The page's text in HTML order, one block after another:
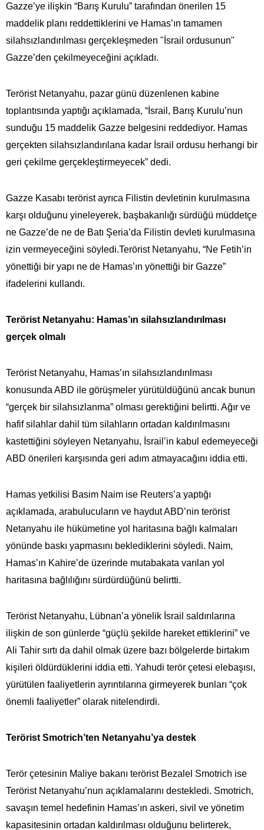
Gazze’ye ilişkin “Barış Kurulu” tarafından önerilen 15
maddelik planı reddettiklerini ve Hamas’ın tamamen
silahsızlandırılması gerçekleşmeden "İsrail ordusunun"
Gazze’den çekilmeyeceğini açıkladı.
Terörist Netanyahu, pazar günü düzenlenen kabine
toplantısında yaptığı açıklamada, “İsrail, Barış Kurulu’nun
sunduğu 15 maddelik Gazze belgesini reddediyor. Hamas
gerçekten silahsızlandırılana kadar İsrail ordusu herhangi bir
geri çekilme gerçekleştirmeyecek” dedi.
Gazze Kasabı terörist ayrıca Filistin devletinin kurulmasına
karşı olduğunu yineleyerek, başbakanlığı sürdüğü müddetçe
ne Gazze’de ne de Batı Şeria’da Filistin devleti kurulmasına
izin vermeyeceğini söyledi.Terörist Netanyahu, “Ne Fetih’in
yönettiği bir yapı ne de Hamas’ın yönettiği bir Gazze”
ifadelerini kullandı.
Terörist Netanyahu: Hamas’ın silahsızlandırılması
gerçek olmalı
Terörist Netanyahu, Hamas’ın silahsızlandırılması
konusunda ABD ile görüşmeler yürütüldüğünü ancak bunun
“gerçek bir silahsızlanma” olması gerektiğini belirtti. Ağır ve
hafif silahlar dahil tüm silahların ortadan kaldırılmasını
kastettiğini söyleyen Netanyahu, İsrail’in kabul edemeyeceği
ABD önerileri karşısında geri adım atmayacağını iddia etti.
Hamas yetkilisi Basim Naim ise Reuters’a yaptığı
açıklamada, arabulucuların ve haydut ABD’nin terörist
Netanyahu ile hükümetine yol haritasına bağlı kalmaları
yönünde baskı yapmasını beklediklerini söyledi. Naim,
Hamas’ın Kahire’de üzerinde mutabakata varılan yol
haritasına bağlılığını sürdürdüğünü belirtti.
Terörist Netanyahu, Lübnan’a yönelik İsrail saldırılarına
ilişkin de son günlerde “güçlü şekilde hareket ettiklerini” ve
Ali Tahir sırtı da dahil olmak üzere bazı bölgelerde birtakım
kişileri öldürdüklerini iddia etti. Yahudi terör çetesi elebaşısı,
yürütülen faaliyetlerin ayrıntılarına girmeyerek bunları “çok
önemli faaliyetler” olarak nitelendirdi.
Terörist Smotrich’ten Netanyahu’ya destek
Terör çetesinin Maliye bakanı terörist Bezalel Smotrich ise
Terörist Netanyahu’nun açıklamalarını destekledi. Smotrich,
savaşın temel hedefinin Hamas’ın askeri, sivil ve yönetim
kapasitesinin ortadan kaldırılması olduğunu belirterek,